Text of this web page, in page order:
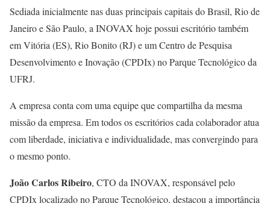
Sediada inicialmente nas duas principais capitais do Brasil, Rio de
Janeiro e São Paulo, a INOVAX hoje possui escritório também
em Vitória (ES), Rio Bonito (RJ) e um Centro de Pesquisa
Desenvolvimento e Inovação (CPDIx) no Parque Tecnológico da
UFRJ.
A empresa conta com uma equipe que compartilha da mesma
missão da empresa. Em todos os escritórios cada colaborador atua
com liberdade, iniciativa e individualidade, mas convergindo para
o mesmo ponto.
João Carlos Ribeiro, CTO da INOVAX, responsável pelo
CPDIx localizado no Parque Tecnológico, destacou a importância